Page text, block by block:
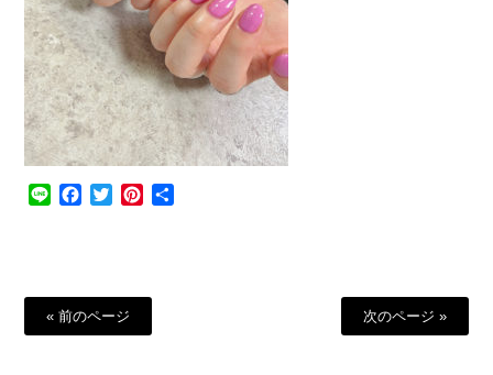
Line Facebook
TwitterPinterest
« 前のページ 次のページ »